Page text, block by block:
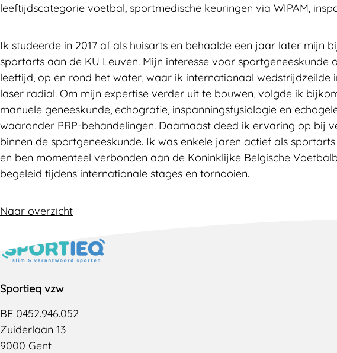
leeftijdscategorie voetbal, sportmedische keuringen via WIPAM,
Ik studeerde in 2017 af als huisarts en behaalde een jaar later mijn
sportarts aan de KU Leuven. Mijn interesse voor sportgeneeskunde
leeftijd, op en rond het water, waar ik internationaal wedstrijdzeilde
laser radial. Om mijn expertise verder uit te bouwen, volgde ik
manuele geneeskunde, echografie, inspanningsfysiologie en
waaronder PRP-behandelingen. Daarnaast deed ik ervaring op bij
binnen de sportgeneeskunde. Ik was enkele jaren actief als
en ben momenteel verbonden aan de Koninklijke Belgische
begeleid tijdens internationale stages en tornooien.
Naar overzicht
Sportieq vzw
BE 0452.946.052
Zuiderlaan 13
9000 Gent